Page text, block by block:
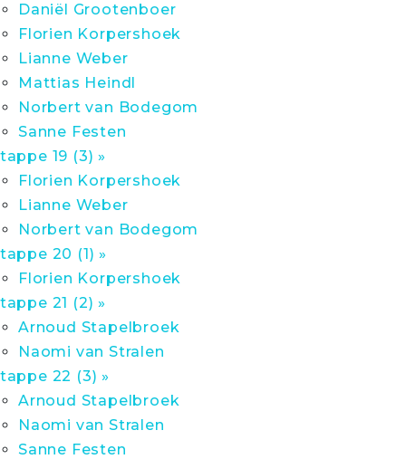
Daniël Grootenboer
Florien Korpershoek
Lianne Weber
Mattias Heindl
Norbert van Bodegom
Sanne Festen
19 (3) »
Florien Korpershoek
Lianne Weber
Norbert van Bodegom
20 (1) »
Florien Korpershoek
21 (2) »
Arnoud Stapelbroek
Naomi van Stralen
22 (3) »
Arnoud Stapelbroek
Naomi van Stralen
Sanne Festen